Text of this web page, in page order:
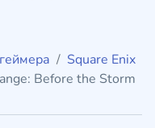
Square Enix
Before the Storm